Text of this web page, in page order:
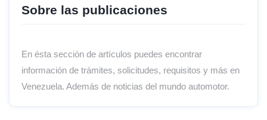
Sobre las publicaciones
En ésta sección de artículos puedes encontrar
información de trámites, solicitudes, requisitos y más en
Venezuela. Además de noticias del mundo automotor.